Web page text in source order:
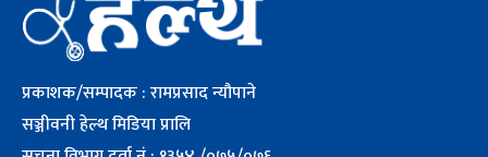
प्रकाशक/सम्पादक : रामप्रसाद न्यौपाने
सञ्जीवनी हेल्थ मिडिया प्रालि